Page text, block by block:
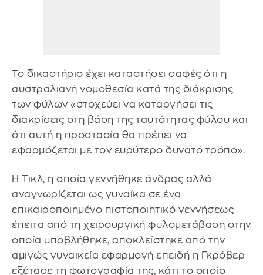
Το δικαστήριο έχει καταστήσει σαφές ότι η
αυστραλιανή νομοθεσία κατά της διάκρισης
των φύλων «στοχεύει να καταργήσει τις
διακρίσεις στη βάση της ταυτότητας φύλου και
ότι αυτή η προστασία θα πρέπει να
εφαρμόζεται με τον ευρύτερο δυνατό τρόπο».
Η Τικλ, η οποία γεννήθηκε άνδρας αλλά
αναγνωρίζεται ως γυναίκα σε ένα
επικαιροποιημένο πιστοποιητικό γεννήσεως
έπειτα από τη χειρουργική φυλομετάβαση στην
οποία υποβλήθηκε, αποκλείστηκε από την
αμιγώς γυναικεία εφαρμογή επειδή η Γκρόβερ
εξέτασε τη φωτογραφία της, κάτι το οποίο